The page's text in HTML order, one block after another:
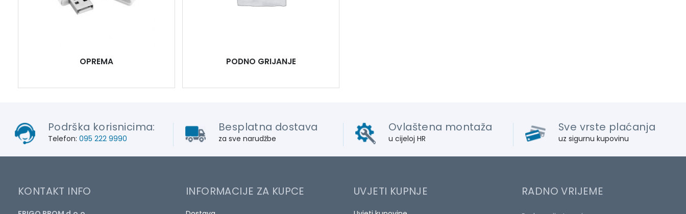
OPREMA PODNO GRIJANJE
Podrška korisnicima:
Telefon: 095 222 9990
Besplatna dostava
za sve narudžbe
Ovlaštena montaža
u cijeloj HR
Sve vrste plaćanja
uz sigurnu kupovinu
KONTAKT INFO INFORMACIJE ZA KUPCE UVJETI KUPNJE RADNO VRIJEME